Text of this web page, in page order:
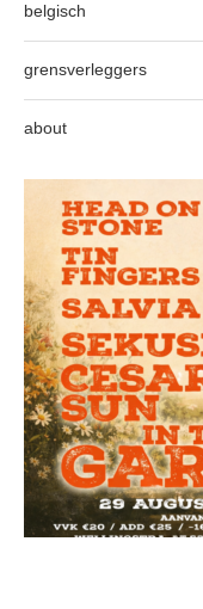
belgisch
grensverleggers
about